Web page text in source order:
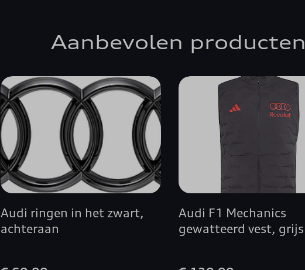
Aanbevolen producten
Audi ringen in het zwart,
achteraan
Audi F1 Mechanics
gewatteerd vest, grijs